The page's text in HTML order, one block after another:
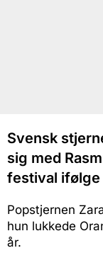
Svensk
sig med
festival ifølge
Popstjernen
hun lukkede
år.